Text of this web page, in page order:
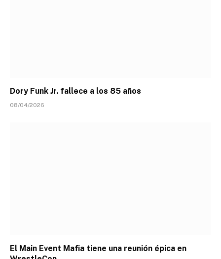
Dory Funk Jr. fallece a los 85 años
08/04/2026
El Main Event Mafia tiene una reunión épica en